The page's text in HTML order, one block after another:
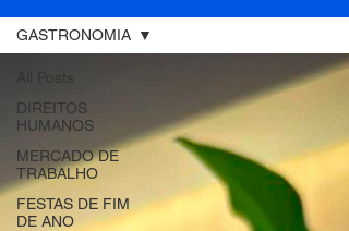
DIREITOS
HUMANOS
MERCADO DE
TRABALHO
FESTAS DE FIM
DE ANO
GASTRONOMIA